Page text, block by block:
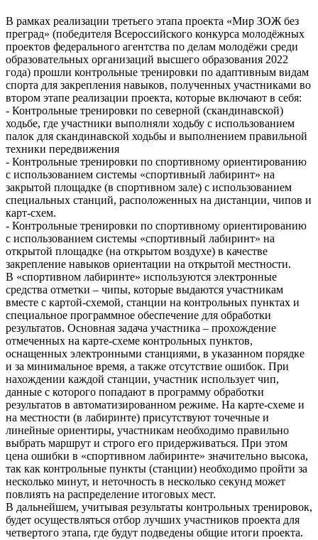
В рамках реализации третьего этапа проекта «Мир ЗОЖ без
преград» (победителя Всероссийского конкурса молодёжных
проектов федерального агентства по делам молодёжи среди
образовательных организаций высшего образования 2022
года) прошли контрольные тренировки по адаптивным видам
спорта для закрепления навыков, полученных участниками во
втором этапе реализации проекта, которые включают в себя:
- Контрольные тренировки по северной (скандинавской)
ходьбе, где участники выполняли ходьбу с использованием
палок для скандинавской ходьбы и выполнением правильной
техники передвижения
- Контрольные тренировки по спортивному ориентированию
с использованием системы «спортивный лабиринт» на
закрытой площадке (в спортивном зале) с использованием
специальных станций, расположенных на дистанции, чипов и
карт-схем.
- Контрольные тренировки по спортивному ориентированию
с использованием системы «спортивный лабиринт» на
открытой площадке (на открытом воздухе) в качестве
закрепление навыков ориентации на открытой местности.
В «спортивном лабиринте» используются электронные
средства отметки – чипы, которые выдаются участникам
вместе с картой-схемой, станции на контрольных пунктах и
специальное программное обеспечение для обработки
результатов. Основная задача участника – прохождение
отмеченных на карте-схеме контрольных пунктов,
оснащенных электронными станциями, в указанном порядке
и за минимальное время, а также отсутствие ошибок. При
нахождении каждой станции, участник использует чип,
данные с которого попадают в программу обработки
результатов в автоматизированном режиме. На карте-схеме и
на местности (в лабиринте) присутствуют точечные и
линейные ориентиры, участникам необходимо правильно
выбрать маршрут и строго его придерживаться. При этом
цена ошибки в «спортивном лабиринте» значительно высока,
так как контрольные пункты (станции) необходимо пройти за
несколько минут, и неточность в несколько секунд может
повлиять на распределение итоговых мест.
В дальнейшем, учитывая результаты контрольных тренировок,
будет осуществляться отбор лучших участников проекта для
четвертого этапа, где будут подведены общие итоги проекта.